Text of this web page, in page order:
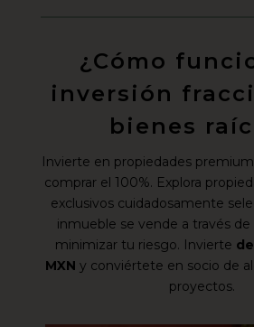
¿Cómo
inversión
bienes
Invierte en propiedades
comprar el 100%. Explora
exclusivos cuidadosamente
inmueble se vende a través de
minimizar tu riesgo. Invierte
MXN y conviértete en socio de
proyectos.